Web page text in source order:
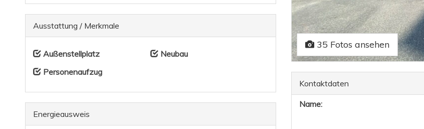
35 Fotos ansehen
Kontaktdaten
Name:
Ausstattung / Merkmale
Außenstellplatz
Neubau
Personenaufzug
Energieausweis